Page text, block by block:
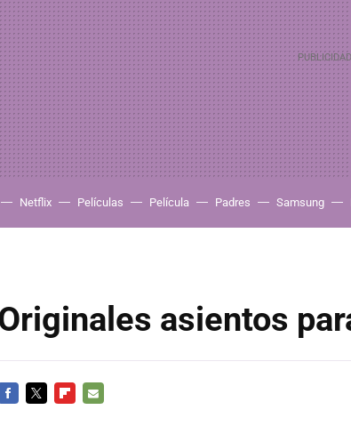
Netflix Películas Película Padres Samsung
asientos